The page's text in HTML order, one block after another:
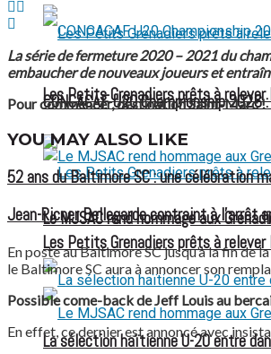
CONCACAF U20 Championship
Les Petits Grenadiers prêts à
Les Petits Grenadiers prêts à
Le MJSAC rend hommage aux
La sélection haïtienne U-20 entre
La série de fermeture 2020 – 2021 du
embaucher de nouveaux joueurs et
Pour commencer, destination Saint-Marc !
YOU MAY ALSO LIKE
52 ans du Baltimore SC : une célébration
Jean-Ricner Bellegarde contraint à l’arrêt
En poste au Baltimore SC jusqu’à la fin de
le Baltimore SC aura à annoncer son
Possible come-back de Jeff Louis au
En effet, ce dernier est annoncé avec